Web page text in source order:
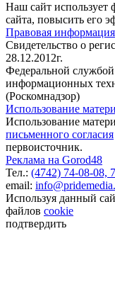
Наш сайт использует
сайта, повысить его
Правовая информация
Свидетельство о
28.12.2012г.
Федеральной службой
информационных
(Роскомнадзор)
Использование
Использование
письменного согласия
первоисточник.
Реклама на Gorod48
Тел.: (4742) 74-08-08,
email:
Используя данный
файлов cookie
подтвердить